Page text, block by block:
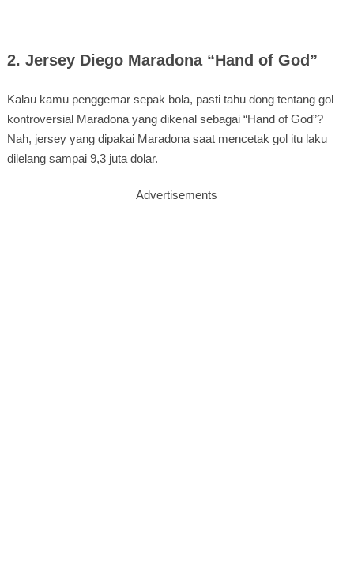
2. Jersey Diego Maradona “Hand of God”
Kalau kamu penggemar sepak bola, pasti tahu dong tentang gol
kontroversial Maradona yang dikenal sebagai “Hand of God”?
Nah, jersey yang dipakai Maradona saat mencetak gol itu laku
dilelang sampai 9,3 juta dolar.
Advertisements